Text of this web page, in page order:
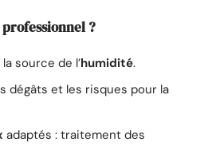
?
source de l’humidité.
dégâts et les risques pour la
adaptés : traitement des